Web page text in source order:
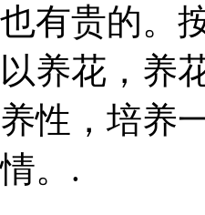
也有贵的。
以养花，养
养性，培养
情。.